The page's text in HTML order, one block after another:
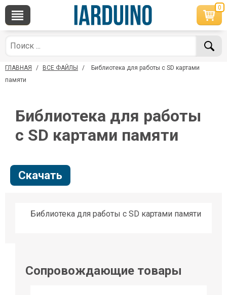
0
ГЛАВНАЯ / ВСЕ ФАЙЛЫ /
Библиотека для работы с SD картами
памяти
Библиотека для работы
с SD картами памяти
Скачать
Библиотека для работы с SD картами памяти
Сопровождающие товары
×
По вопросам приобретения товара
*Доступно общение только текстовыми
сообщениями, звонки и аудио сообщения не
Менеджер
shop@iarduino.ru
Менеджер
8 (499) 500-14-56
Консультант
shop@iarduino.ru